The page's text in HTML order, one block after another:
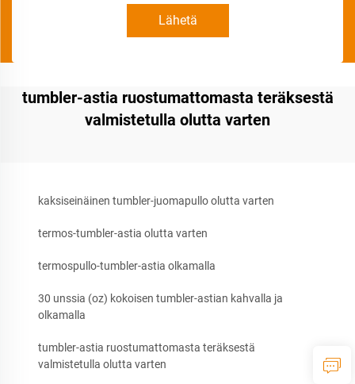
Lähetä
tumbler-astia ruostumattomasta teräksestä
valmistetulla olutta varten
kaksiseinäinen tumbler-juomapullo olutta varten
termos-tumbler-astia olutta varten
termospullo-tumbler-astia olkamalla
30 unssia (oz) kokoisen tumbler-astian kahvalla ja
olkamalla
tumbler-astia ruostumattomasta teräksestä
valmistetulla olutta varten